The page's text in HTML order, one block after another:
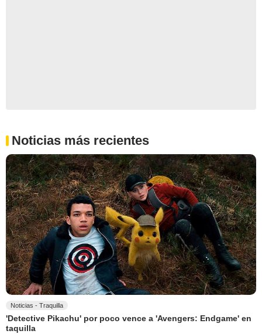
Noticias más recientes
Noticias - Traquilla
'Detective Pikachu' por poco vence a 'Avengers: Endgame' en
taquilla